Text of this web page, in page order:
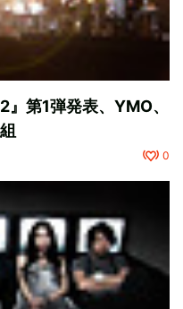
』第1弾発表、YMO、
0